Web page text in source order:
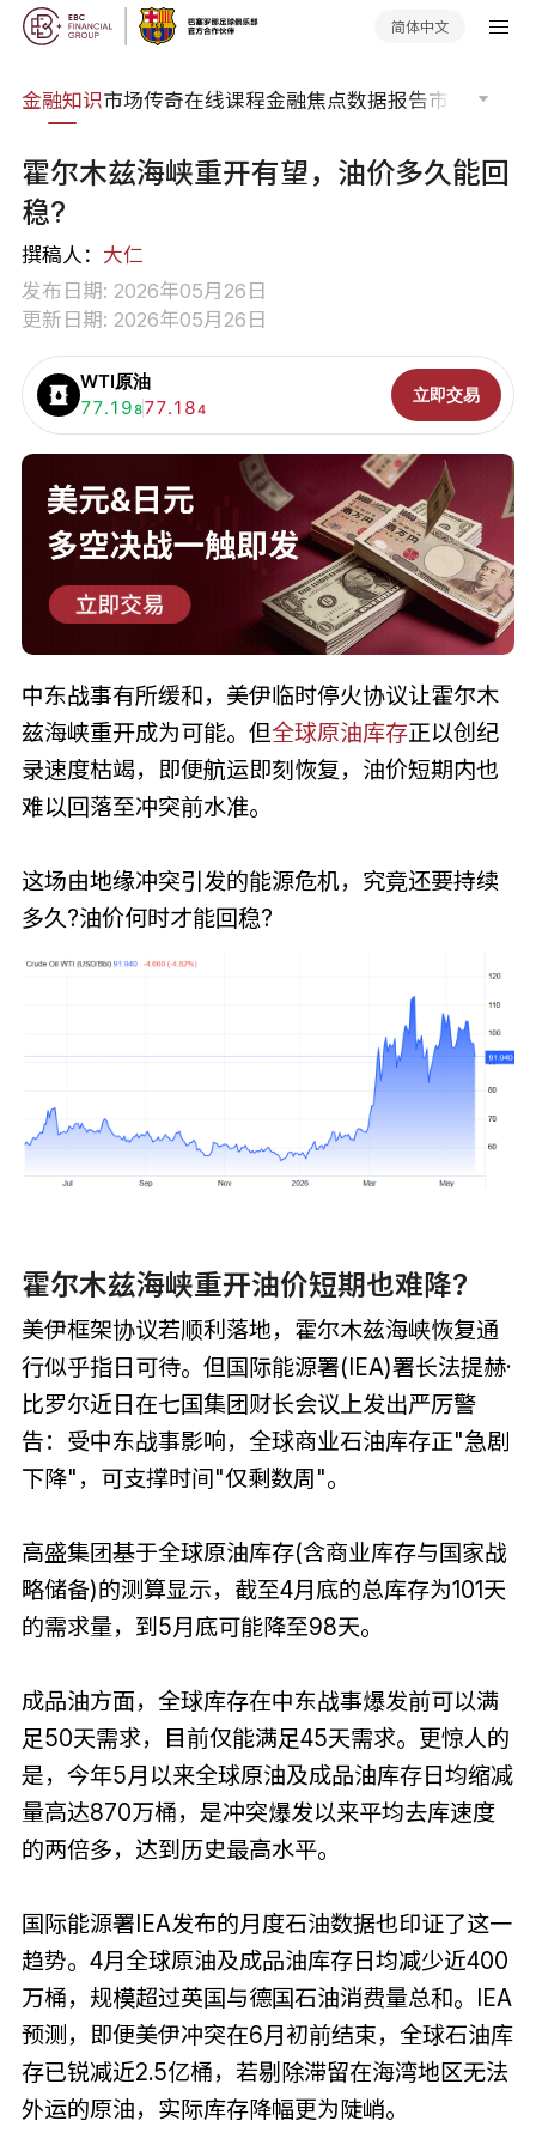
简体中文
金融知识市场传奇在线课程金融焦点数据报告市场分析
霍尔木兹海峡重开有望，油价多久能回
稳?
撰稿人： 大仁
发布日期: 2026年05月26日
更新日期: 2026年05月26日
WTI原油
买入:
77.198卖出:
77.184
立即交易
中东战事有所缓和，美伊临时停火协议让霍尔木
兹海峡重开成为可能。但全球原油库存正以创纪
录速度枯竭，即便航运即刻恢复，油价短期内也
难以回落至冲突前水准。
这场由地缘冲突引发的能源危机，究竟还要持续
多久?油价何时才能回稳?
霍尔木兹海峡重开油价短期也难降?
美伊框架协议若顺利落地，霍尔木兹海峡恢复通
行似乎指日可待。但国际能源署(IEA)署长法提赫·
比罗尔近日在七国集团财长会议上发出严厉警
告：受中东战事影响，全球商业石油库存正"急剧
下降"，可支撑时间"仅剩数周"。
高盛集团基于全球原油库存(含商业库存与国家战
略储备)的测算显示，截至4月底的总库存为101天
的需求量，到5月底可能降至98天。
成品油方面，全球库存在中东战事爆发前可以满
足50天需求，目前仅能满足45天需求。更惊人的
是，今年5月以来全球原油及成品油库存日均缩减
量高达870万桶，是冲突爆发以来平均去库速度
的两倍多，达到历史最高水平。
国际能源署IEA发布的月度石油数据也印证了这一
趋势。4月全球原油及成品油库存日均减少近400
万桶，规模超过英国与德国石油消费量总和。IEA
预测，即便美伊冲突在6月初前结束，全球石油库
存已锐减近2.5亿桶，若剔除滞留在海湾地区无法
外运的原油，实际库存降幅更为陡峭。